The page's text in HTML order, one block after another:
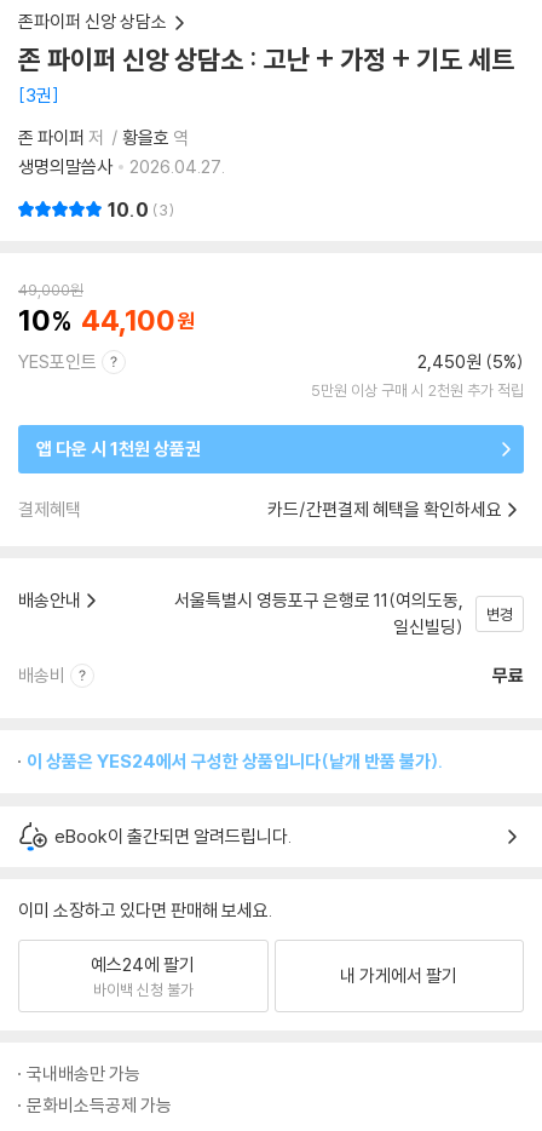
존파이퍼 신앙 상담소
존 파이퍼 신앙 상담소 : 고난 + 가정 + 기도 세트
3권
존 파이퍼 저 황을호 역
생명의말씀사
2026.04.27.
10.0 3
49,000원
10 44,100
YES포인트 2,450원 (5%)
5만원 이상 구매 시 2천원 추가 적립
앱 다운 시 1천원 상품권
결제혜택 카드/간편결제 혜택을 확인하세요
배송안내
서울특별시 영등포구 은행로 11(여의도동,
일신빌딩)
변경
배송비 무료
이 상품은 YES24에서 구성한 상품입니다(낱개 반품 불가).
eBook이 출간되면 알려드립니다.
이미 소장하고 있다면 판매해 보세요.
예스24에 팔기
바이백 신청 불가
내 가게에서 팔기
국내배송만 가능
문화비소득공제 가능